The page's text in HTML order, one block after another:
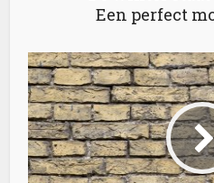
Een perfect